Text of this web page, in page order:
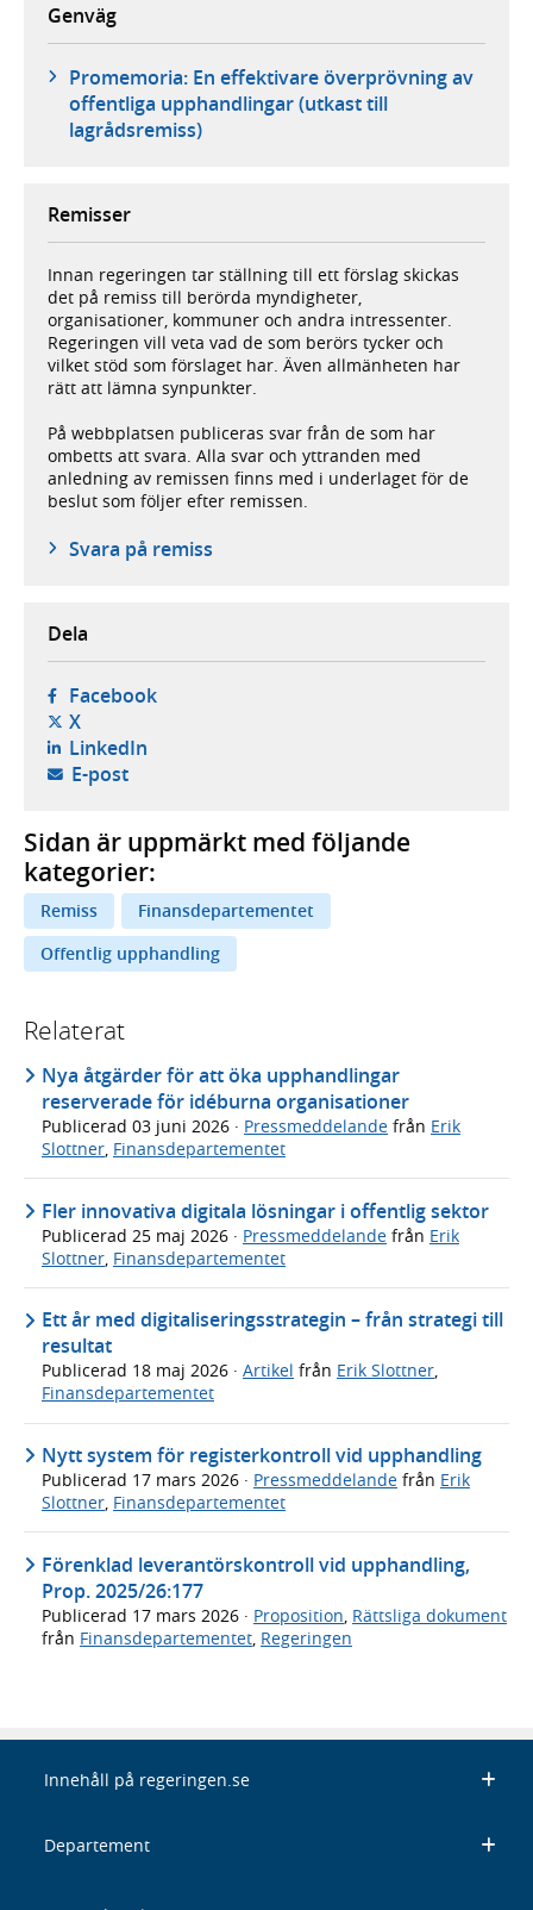
Genväg
Promemoria: En effektivare överprövning av
offentliga upphandlingar (utkast till
lagrådsremiss)
Remisser
Innan regeringen tar ställning till ett förslag skickas
det på remiss till berörda myndigheter,
organisationer, kommuner och andra intressenter.
Regeringen vill veta vad de som berörs tycker och
vilket stöd som förslaget har. Även allmänheten har
rätt att lämna synpunkter.
På webbplatsen publiceras svar från de som har
ombetts att svara. Alla svar och yttranden med
anledning av remissen finns med i underlaget för de
beslut som följer efter remissen.
Svara på remiss
Dela
Facebook- öppnas i ny flik, extern webbplats,
X- öppnas i ny flik, extern webbplats,
LinkedIn- öppnas i ny flik, extern webbplats,
E-post- öppnar din e-postklient,
Sidan är uppmärkt med följande
kategorier:
Remiss
Finansdepartementet
Offentlig upphandling
Relaterat
Nya åtgärder för att öka upphandlingar
reserverade för idéburna organisationer
Publicerad 03 juni 2026 · Pressmeddelande från Erik
Slottner, Finansdepartementet
Fler innovativa digitala lösningar i offentlig sektor
Publicerad 25 maj 2026 · Pressmeddelande från Erik
Slottner Finansdepartementet
Ett år med digitaliseringsstrategin – från strategi till
resultat
Publicerad 18 maj 2026 · Artikel från Erik Slottner,
Finansdepartementet
Nytt system för registerkontroll vid upphandling
Publicerad 17 mars 2026 · Pressmeddelande från Erik
Slottner, Finansdepartementet
Förenklad leverantörskontroll vid upphandling,
Prop. 2025/26:177
Publicerad 17 mars 2026 · Proposition Rättsliga dokument
från Finansdepartementet Regeringen
Innehåll på regeringen.se
Departement